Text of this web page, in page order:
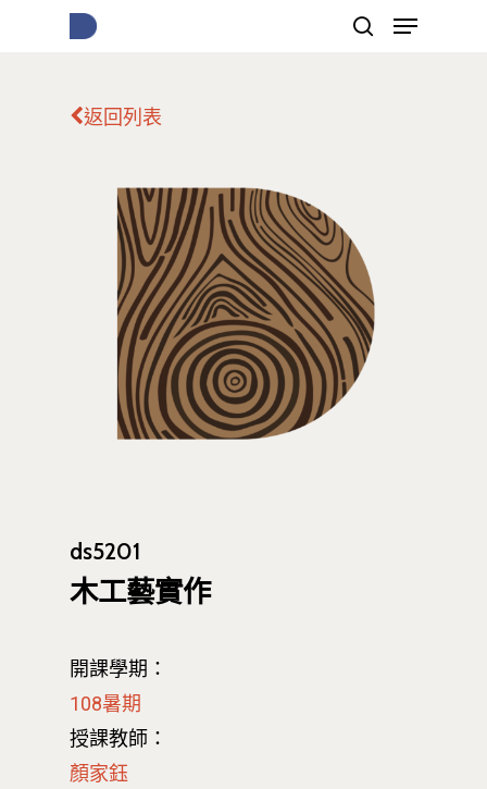
按下Enter開始搜尋，或Esc關閉跳窗
返回列表
ds5201
木工藝實作
開課學期：
108暑期
授課教師：
顏家鈺